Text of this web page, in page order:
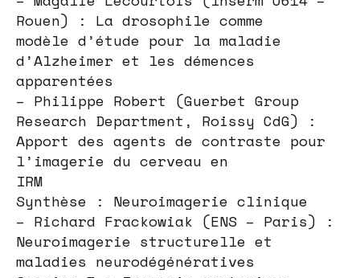
Rouen) : La drosophile comme
modèle d’étude pour la maladie
d’Alzheimer et les démences
apparentées
– Philippe Robert (Guerbet Group
Research Department, Roissy CdG) :
Apport des agents de contraste pour
l’imagerie du cerveau en
IRM
Synthèse : Neuroimagerie clinique
– Richard Frackowiak (ENS – Paris) :
Neuroimagerie structurelle et
maladies neurodégénératives